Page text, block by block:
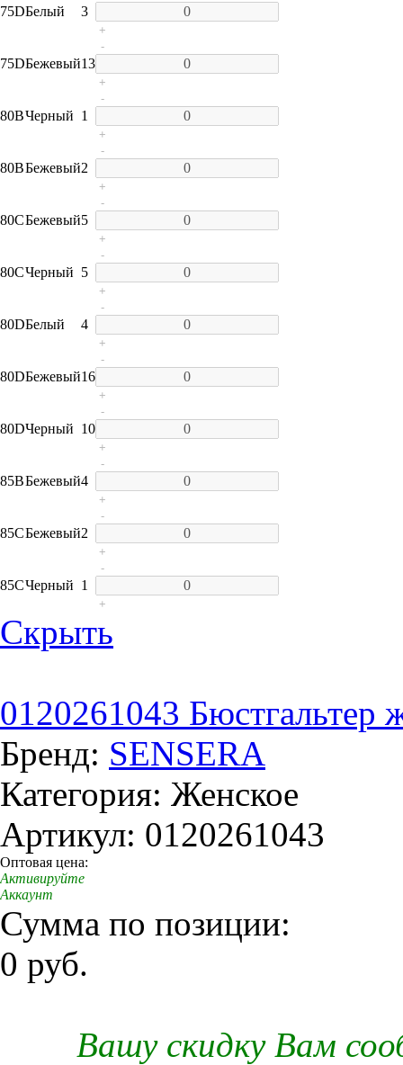
75DБелый 3
+
75DБежевый13
-
+
80BЧерный 1
-
+
80BБежевый2
-
+
80CБежевый5
-
+
80CЧерный 5
-
+
80DБелый 4
-
+
80DБежевый16
-
+
80DЧерный 10
-
+
85BБежевый4
-
+
85CБежевый2
-
+
85CЧерный 1
-
+
Скрыть
0120261043 Бюстгальтер
Бренд: SENSERA
Категория: Женское
Артикул: 0120261043
Оптовая цена:
Активируйте
Аккаунт
Сумма по позиции:
0 руб.
Вашу скидку Вам